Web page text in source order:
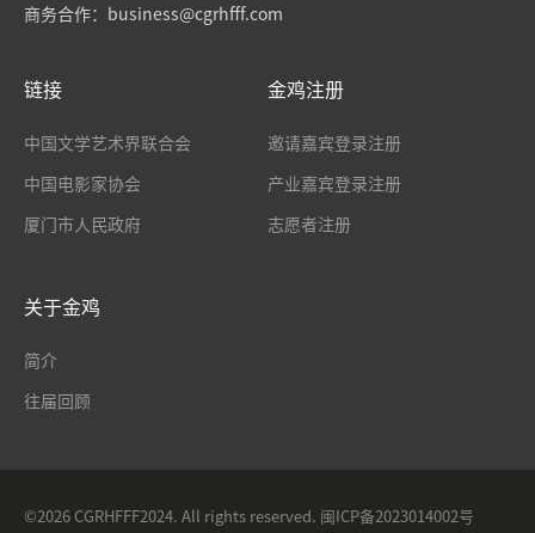
商务合作： business@cgrhfff.com
链接
中国文学艺术界联合会
中国电影家协会
厦门市人民政府
金鸡注册
邀请嘉宾登录注册
产业嘉宾登录注册
志愿者注册
关于金鸡
简介
往届回顾
©2026 CGRHFFF2024. All rights reserved. 闽ICP备2023014002号